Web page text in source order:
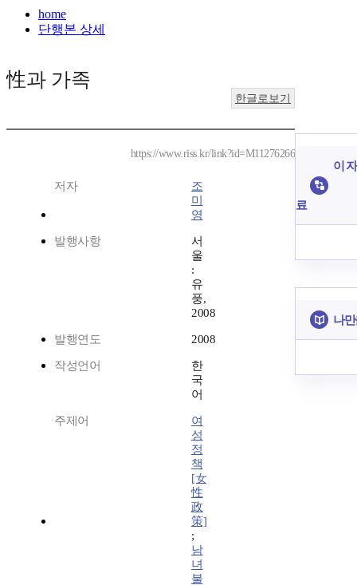
home
단행본 상세
性과 가족
한글로보기
https://www.riss.kr/link?id=M11276266
저자
조
미
영
발행사항
서
울
:
유
풍,
2008
발행연도 2008
작성언어
한
국
어
주제어
여
성
정
책
[女
性
政
策]
;
남
녀
불
이
료
나